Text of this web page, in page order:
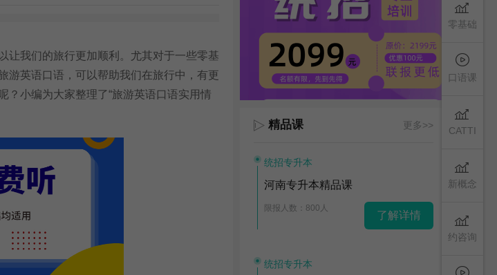
我们的旅行更加顺利。尤其对于一些零基
游英语口语，可以帮助我们在旅行中，有更
？小编为大家整理了“旅游英语口语实用情
零基础
口语课
CATTI
新概念
约咨询
精品课 更多>>
统招专升本
河南专升本精品课
限报人数：800人
了解详情
统招专升本